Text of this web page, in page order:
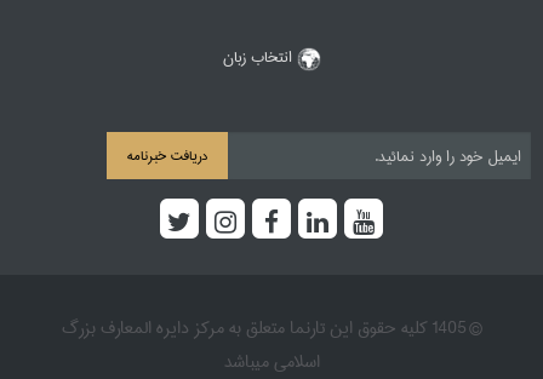
انتخاب زبان
دریافت خبرنامه
© 1405 کلیه حقوق این تارنما متعلق به مرکز دایره المعارف بزرگ
اسلامی میباشد